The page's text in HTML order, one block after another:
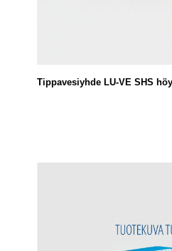
Tippavesiyhde LU-VE SHS